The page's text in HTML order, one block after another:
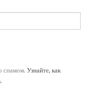
спамом. Узнайте, как
.